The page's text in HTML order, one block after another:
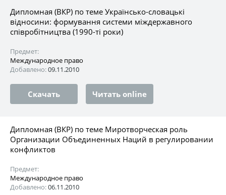
Дипломная (ВКР) по теме Українсько-словацькі
відносини: формування системи міждержавного
співробітництва (1990-ті роки)
Предмет:
Международное право
Добавлено:09.11.2010
Скачать Читать online
Дипломная (ВКР) по теме Миротворческая роль
Организации Объединенных Наций в регулировании
конфликтов
Предмет:
Международное право
Добавлено:06.11.2010